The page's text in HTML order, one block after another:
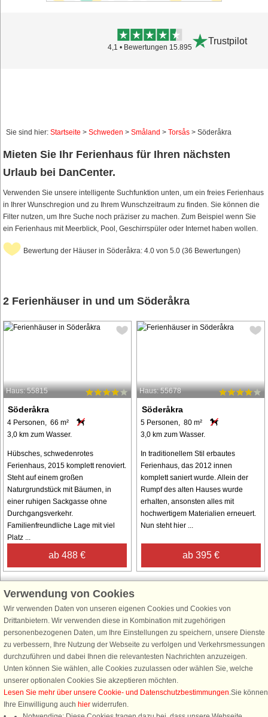
4,1 • Bewertungen 15.895
Trustpilot
Sie sind hier: Startseite > Schweden > Småland > Torsås > Söderåkra
Mieten Sie Ihr Ferienhaus für Ihren nächsten
Urlaub bei DanCenter.
Verwenden Sie unsere intelligente Suchfunktion unten, um ein freies Ferienhaus
in Ihrer Wunschregion und zu Ihrem Wunschzeitraum zu finden. Sie können die
Filter nutzen, um Ihre Suche noch präziser zu machen. Zum Beispiel wenn Sie
ein Ferienhaus mit Meerblick, Pool, Geschirrspüler oder Internet haben wollen.
Bewertung der Häuser in Söderåkra: 4.0 von 5.0 (36 Bewertungen)
2 Ferienhäuser in und um Söderåkra
Haus: 55815
Söderåkra
4 Personen, 66 m²
3,0 km zum Wasser.
Hübsches, schwedenrotes
Ferienhaus, 2015 komplett renoviert.
Steht auf einem großen
Naturgrundstück mit Bäumen, in
einer ruhigen Sackgasse ohne
Durchgangsverkehr.
Familienfreundliche Lage mit viel
Platz ...
ab 488 €
Haus: 55678
Söderåkra
5 Personen, 80 m²
3,0 km zum Wasser.
In traditionellem Stil erbautes
Ferienhaus, das 2012 innen
komplett saniert wurde. Allein der
Rumpf des alten Hauses wurde
erhalten, ansonsten alles mit
hochwertigem Materialien erneuert.
Nun steht hier ...
ab 395 €
Schließen Sie sich 100.000 Ferienhaus-Fans an
Erhalten Sie einen Willkommensgutschein von 25 €für Ihren nächsten
Ferienhausurlaub - melden Sie sich einfach für den DanCenter Newsletter
an. Verpassen Sie nie wieder exklusive Angebote, Gewinnspiele und
Urlaubstipps!
Verwendung von Cookies
Wir verwenden Daten von unseren eigenen Cookies und Cookies von
Drittanbietern. Wir verwenden diese in Kombination mit zugehörigen
personenbezogenen Daten, um Ihre Einstellungen zu speichern, unsere Dienste
zu verbessern, Ihre Nutzung der Webseite zu verfolgen und Verkehrsmessungen
durchzuführen und dabei Ihnen die relevantesten Nachrichten anzuzeigen.
Unten können Sie wählen, alle Cookies zuzulassen oder wählen Sie, welche
unserer optionalen Cookies Sie akzeptieren möchten.
Lesen Sie mehr über unsere Cookie- und Datenschutzbestimmungen.Sie können
Ihre Einwilligung auch hier widerrufen.